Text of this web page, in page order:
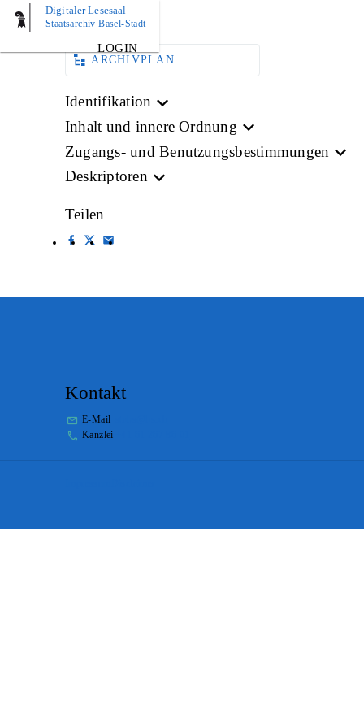
Digitaler Lesesaal
Staatsarchiv Basel-Stadt
LOGIN
AKTE
ARCHIVPLAN
Identifikation
Inhalt und innere Ordnung
Zugangs- und Benutzungsbestimmungen
Deskriptoren
Teilen
Kontakt
E-Mail
Kanzlei